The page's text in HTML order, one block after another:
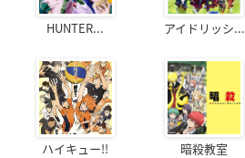
HUNTER... アイドリッシ...
ハイキュー!! 暗殺教室